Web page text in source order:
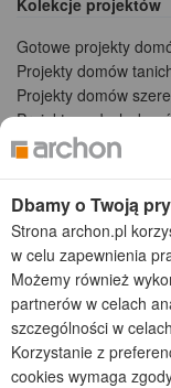
Kolekcje projektów
Gotowe projekty
Projekty domów
Projekty domów
Projekty małych
Projekty domów
Projekty domów
Projekty domów
2026 © ARCHON+ Biuro
projekty domów -
przez arch. Barbarę
Z uwagi na ciągłe
normą ISO 9001),
nieznacznie różnić się
Dbamy o Twoją
Strona archon.pl
w celu zapewnienia
Możemy również
partnerów w celach
szczególności w
Korzystanie z
cookies wymaga